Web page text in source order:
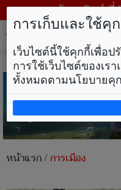
วันอาทิตย์ ที่
หน้าแรก/การเมือง
การเก็บและใช้คุ
เว็บไซต์นี้ใช้คุกกี้เพื่อ
การใช้เว็บไซต์ของเ
ทั้งหมดตามนโยบายคุก